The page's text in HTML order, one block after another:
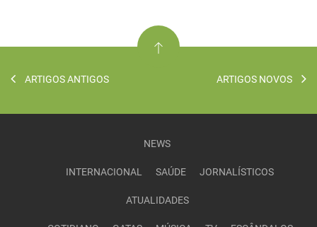
ARTIGOS ANTIGOS ARTIGOS NOVOS
NEWS
INTERNACIONAL SAÚDE JORNALÍSTICOS
ATUALIDADES